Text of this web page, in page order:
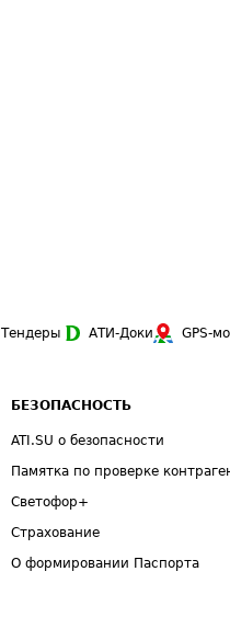
Тендеры АТИ-Доки GPS-
БЕЗОПАСНОСТЬ
ATI.SU о безопасности
Памятка по проверке
Светофор+
Страхование
О формировании Паспорта